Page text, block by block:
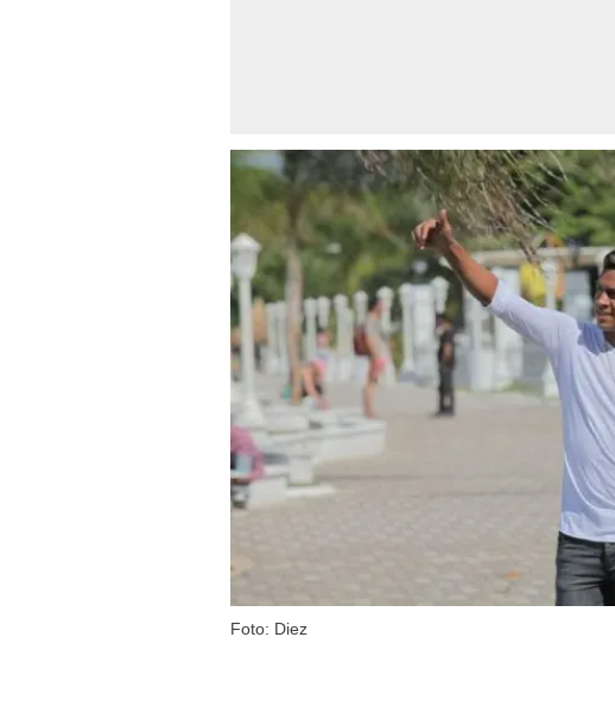
Foto: Diez